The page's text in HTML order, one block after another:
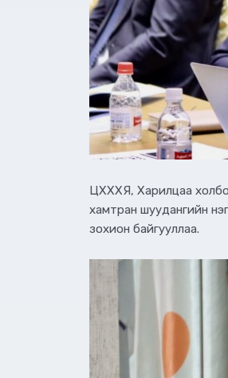
ЦХХХЯ, Харилцаа
хамтран шуудангийн
зохион байгууллаа.